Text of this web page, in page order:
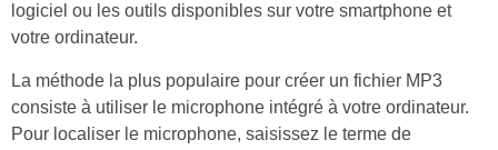
logiciel ou les outils disponibles sur votre smartphone et
votre ordinateur.
La méthode la plus populaire pour créer un fichier MP3
consiste à utiliser le microphone intégré à votre ordinateur.
Pour localiser le microphone, saisissez le terme de